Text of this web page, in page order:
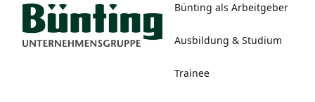
Bünting als Arbeitgeber
Ausbildung & Studium
Trainee